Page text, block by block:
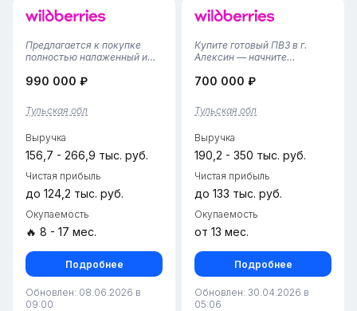
Предлагается к покупке
полностью налаженный и
функционирующий пункт
Бизнес «под ключ», который
не требует времени на
персонала. Идеальный...
990 000 ₽
Тульская обл
Выручка
156,7 - 266,9 тыс. руб.
Чистая прибыль
до 124,2 тыс. руб.
Окупаемость
🔥 8 - 17 мес.
Подробнее
Обновлен: 08.06.2026 в
09:00
Купите готовый ПВЗ в г.
Алексин — начните
Район: Алексинский —
клиентов. Что вы получите,
купив этот ПВЗ? Помещение
необходимым площадь...
700 000 ₽
Тульская обл
Выручка
190,2 - 350 тыс. руб.
Чистая прибыль
до 133 тыс. руб.
Окупаемость
от 13 мес.
Подробнее
Обновлен: 30.04.2026 в
05:06